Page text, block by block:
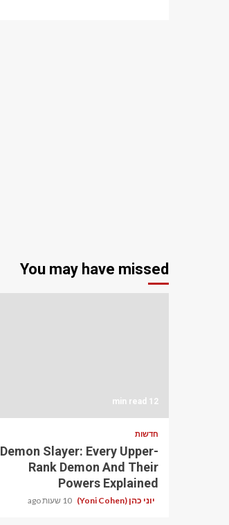
You may have missed
12 min read
חדשות
Demon Slayer: Every Upper-
Rank Demon And Their
Powers Explained
יוני כהן (Yoni Cohen) 10 שעות ago